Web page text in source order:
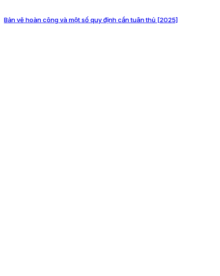
Bản vẽ hoàn công và một số quy định cần tuân thủ [2025]